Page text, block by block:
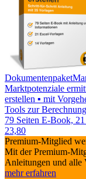
Dokumentenpaket
Marktpotenziale
erstellen ▪ mit
Tools zur
79 Seiten E-Book,
23,80
Premium-Mitglied
Mit der Premium-
Anleitungen und alle
mehr erfahren